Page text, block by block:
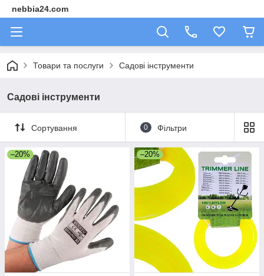
nebbia24.com
Товари та послуги Садові інструменти
Садові інструменти
Сортування 0 Фільтри
–20% –20%